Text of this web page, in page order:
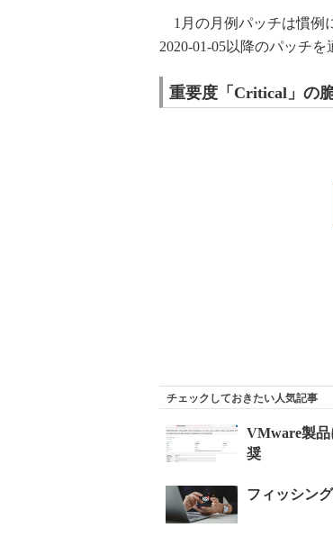
1月の月例パッチは慣例
2020-01-05以降のパッチ
重要度「Critical」の
チェックしておきたい人気記事